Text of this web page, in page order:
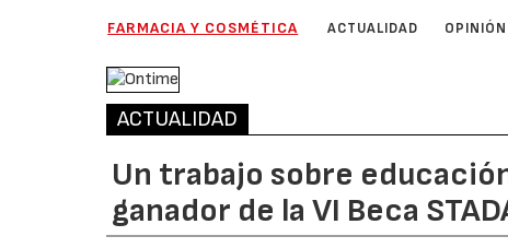
FARMACIA Y COSMÉTICA ACTUALIDAD OPINIÓN
ACTUALIDAD
Un trabajo sobre
ganador de la VI Beca